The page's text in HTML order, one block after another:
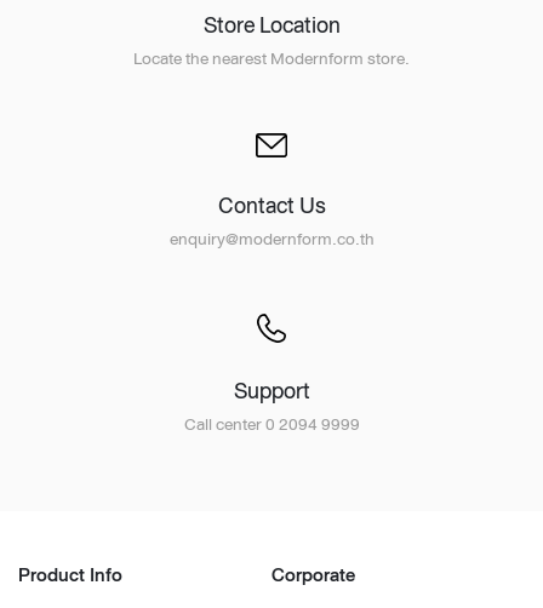
Store Location
Locate the nearest Modernform store.
Contact Us
enquiry@modernform.co.th
Support
Call center 0 2094 9999
Product Info Corporate